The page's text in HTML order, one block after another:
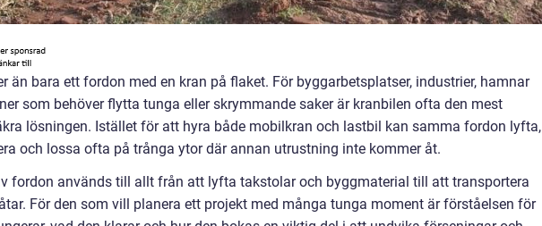
än bara ett fordon med en kran på flaket. För byggarbetsplatser, industrier, hamnar
som behöver flytta tunga eller skrymmande saker är kranbilen ofta den mest
lösningen. Istället för att hyra både mobilkran och lastbil kan samma fordon lyfta,
och lossa ofta på trånga ytor där annan utrustning inte kommer åt.
fordon används till allt från att lyfta takstolar och byggmaterial till att transportera
För den som vill planera ett projekt med många tunga moment är förståelsen för